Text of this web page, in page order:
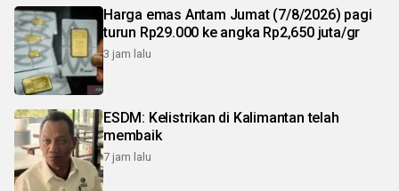
Harga emas Antam Jumat (7/8/2026) pagi
turun Rp29.000 ke angka Rp2,650 juta/gr
3 jam lalu
ESDM: Kelistrikan di Kalimantan telah
membaik
7 jam lalu